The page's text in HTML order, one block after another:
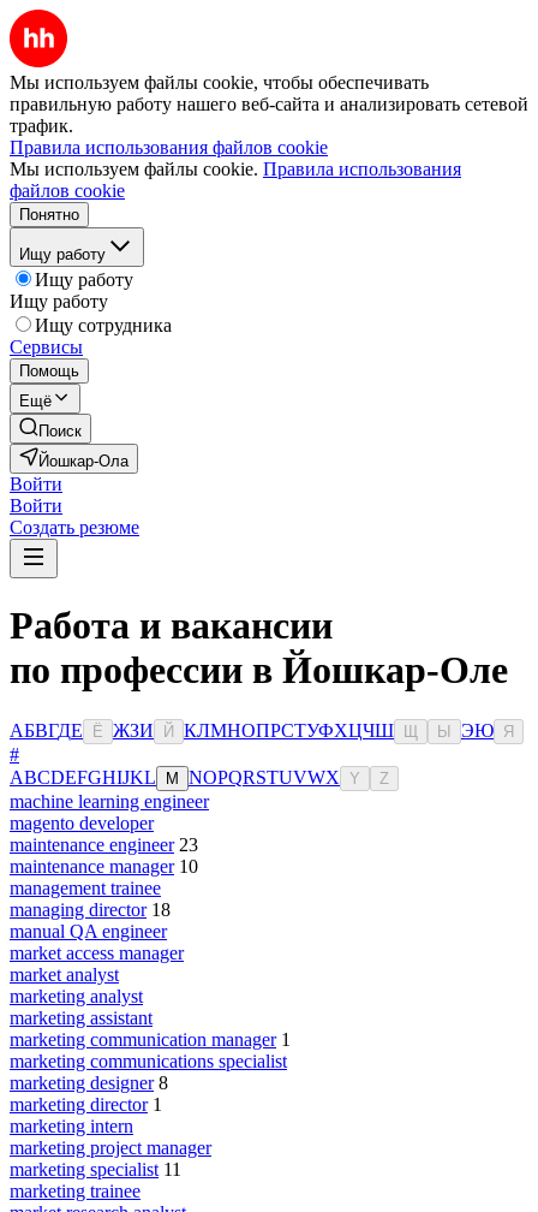
Мы используем файлы cookie, чтобы обеспечивать
правильную работу нашего веб-сайта и анализировать сетевой
трафик.
Правила использования файлов cookie
Мы используем файлы cookie. Правила использования
файлов cookie
Понятно
Ищу работу
Ищу работу
Ищу работу
Ищу сотрудника
Сервисы
Помощь
Ещё
Поиск
Йошкар-Ола
Войти
Войти
Создать резюме
Работа и вакансии
по профессии в Йошкар-Оле
АБВГДЕ Ё ЖЗИ Й КЛМНОПРСТУФХЦЧШ Ы ЭЮ Я
#
ABCDEFGHIJKL M NOPQRSTUVWX Y Z
machine learning engineer
magento developer
maintenance engineer 23
maintenance manager 10
management trainee
managing director 18
manual QA engineer
market access manager
market analyst
marketing analyst
marketing assistant
marketing communication manager 1
marketing communications specialist
marketing designer 8
marketing director 1
marketing intern
marketing project manager
marketing specialist 11
marketing trainee